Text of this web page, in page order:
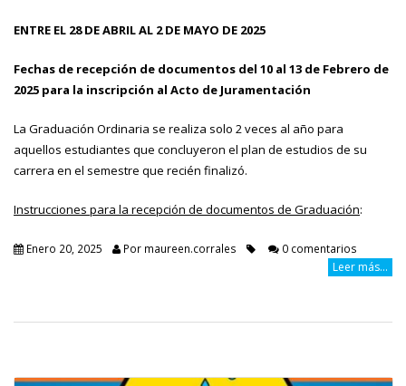
ENTRE EL 28 DE ABRIL AL 2 DE MAYO DE 2025
Fechas de recepción de documentos del 10 al 13 de Febrero de
2025 para la inscripción al Acto de Juramentación
La Graduación Ordinaria se realiza solo 2 veces al año para
aquellos estudiantes que concluyeron el plan de estudios de su
carrera en el semestre que recién finalizó.
Instrucciones para la recepción de documentos de Graduación:
Enero 20, 2025 Por maureen.corrales 0 comentarios
Leer más...